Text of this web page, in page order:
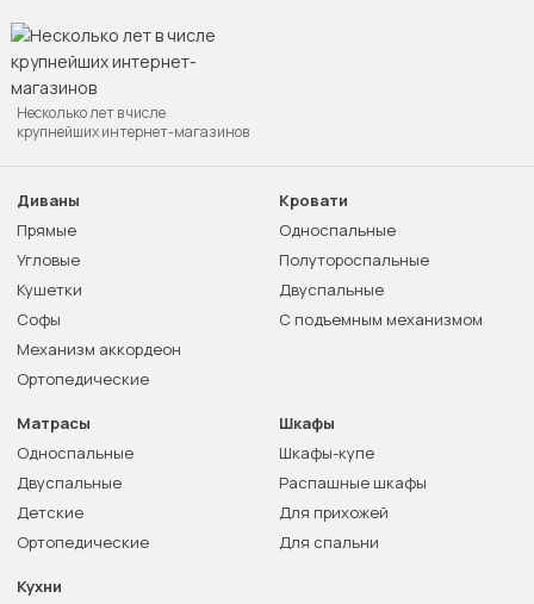
Несколько лет в числе
крупнейших интернет-магазинов
Диваны
Прямые
Угловые
Кушетки
Софы
Механизм аккордеон
Ортопедические
Кровати
Односпальные
Полутороспальные
Двуспальные
С подъемным механизмом
Матрасы
Односпальные
Двуспальные
Детские
Ортопедические
Шкафы
Шкафы-купе
Распашные шкафы
Для прихожей
Для спальни
Кухни